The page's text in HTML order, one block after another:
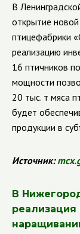
В
открытие
птицефабрики
реализацию
16 птичников
мощности
20 тыс. т мяса
будет
продукции в
Источник:
В
реализация